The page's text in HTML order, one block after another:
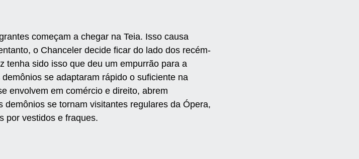
começam a chegar na Teia. Isso causa
o Chanceler decide ficar do lado dos recém-
tenha sido isso que deu um empurrão para a
se adaptaram rápido o suficiente na
envolvem em comércio e direito, abrem
se tornam visitantes regulares da Ópera,
por vestidos e fraques.